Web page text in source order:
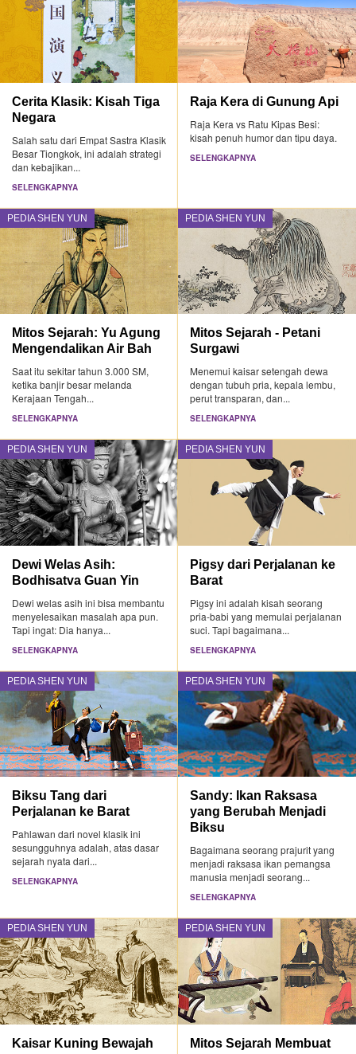
Cerita Klasik: Kisah Tiga
Negara
Salah satu dari Empat Sastra Klasik
Besar Tiongkok, ini adalah strategi
dan kebajikan...
SELENGKAPNYA
Raja Kera di Gunung Api
Raja Kera vs Ratu Kipas Besi:
kisah penuh humor dan tipu daya.
SELENGKAPNYA
PEDIA SHEN YUN
Mitos Sejarah: Yu Agung
Mengendalikan Air Bah
Saat itu sekitar tahun 3.000 SM,
ketika banjir besar melanda
Kerajaan Tengah...
SELENGKAPNYA
PEDIA SHEN YUN
Mitos Sejarah - Petani
Surgawi
Menemui kaisar setengah dewa
dengan tubuh pria, kepala lembu,
perut transparan, dan...
SELENGKAPNYA
PEDIA SHEN YUN
Dewi Welas Asih:
Bodhisatva Guan Yin
Dewi welas asih ini bisa membantu
menyelesaikan masalah apa pun.
Tapi ingat: Dia hanya...
SELENGKAPNYA
PEDIA SHEN YUN
Pigsy dari Perjalanan ke
Barat
Pigsy ini adalah kisah seorang
pria-babi yang memulai perjalanan
suci. Tapi bagaimana...
SELENGKAPNYA
PEDIA SHEN YUN
Biksu Tang dari
Perjalanan ke Barat
Pahlawan dari novel klasik ini
sesungguhnya adalah, atas dasar
sejarah nyata dari...
SELENGKAPNYA
PEDIA SHEN YUN
Sandy: Ikan Raksasa
yang Berubah Menjadi
Biksu
Bagaimana seorang prajurit yang
menjadi raksasa ikan pemangsa
manusia menjadi seorang...
SELENGKAPNYA
PEDIA SHEN YUN
Kaisar Kuning Bewajah
PEDIA SHEN YUN
Mitos Sejarah Membuat